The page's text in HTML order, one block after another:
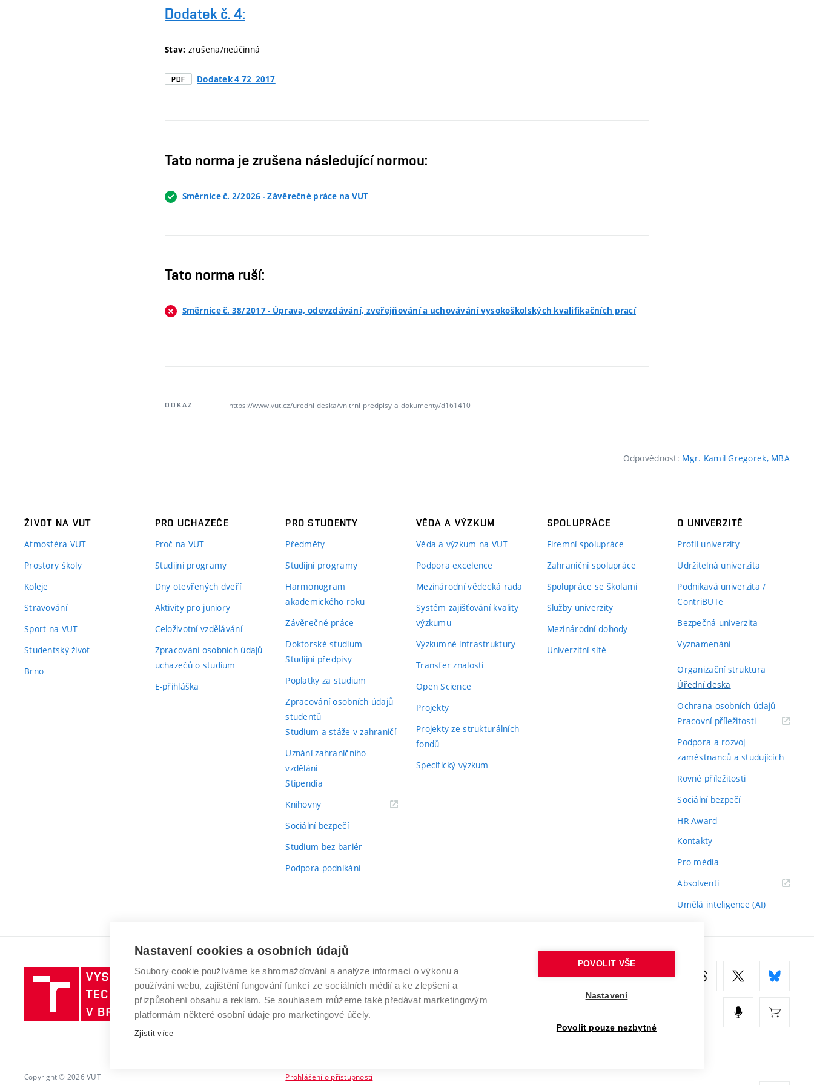
Dodatek č. 4:
Stav: zrušena/neúčinná
PDF Dodatek 4 72_2017
Tato norma je zrušena následující normou:
Směrnice č. 2/2026 - Závěrečné práce na VUT
Tato norma ruší:
Směrnice č. 38/2017 - Úprava, odevzdávání, zveřejňování a uchovávání vysokoškolských kvalifikačních prací
ODKAZ https://www.vut.cz/uredni-deska/vnitrni-predpisy-a-dokumenty/d161410
Odpovědnost: Mgr. Kamil Gregorek, MBA
ŽIVOT NA VUT
Atmosféra VUT
Prostory školy
Koleje
Stravování
Sport na VUT
Studentský život
Brno
PRO UCHAZEČE
Proč na VUT
Studijní programy
Dny otevřených dveří
Aktivity pro juniory
Celoživotní vzdělávání
Zpracování osobních údajů
uchazečů o studium
E-přihláška
PRO STUDENTY
Předměty
Studijní programy
Harmonogram
akademického roku
Závěrečné práce
Doktorské studium
Studijní předpisy
Poplatky za studium
Zpracování osobních údajů
studentů
Studium a stáže v zahraničí
Uznání zahraničního
vzdělání
Stipendia
Knihovny(externí
Sociální bezpečí
Studium bez bariér
Podpora podnikání
VĚDA A VÝZKUM
Věda a výzkum na VUT
Podpora excelence
Mezinárodní vědecká rada
Systém zajišťování kvality
výzkumu
Výzkumné infrastruktury
Transfer znalostí
Open Science
Projekty
Projekty ze strukturálních
fondů
Specifický výzkum
SPOLUPRÁCE
Firemní spolupráce
Zahraniční spolupráce
Spolupráce se školami
Služby univerzity
Mezinárodní dohody
Univerzitní sítě
O UNIVERZITĚ
Profil univerzity
Udržitelná univerzita
Podnikavá univerzita /
ContriBUTe
Bezpečná univerzita
Vyznamenání
Organizační struktura
Úřední deska
Ochrana osobních údajů
Pracovní příležitosti(externí
Podpora a rozvoj
zaměstnanců a studujících
Rovné příležitosti
Sociální bezpečí
HR Award
Kontakty
Pro média
Absolventi(externí
Umělá inteligence (AI)
Vysoké
učení
technické
v
VYSOKÉ UČENÍ TECHNICKÉ V BRNĚ
Antonínská 548/1
602 00 Brno
www.vut.cz
Copyright © 2026 VUT
Prohlášení o přístupnosti
Nastavení cookies a osobních údajů
Soubory cookie používáme ke shromažďování a analýze informací o výkonu a
používání webu, zajištění fungování funkcí ze sociálních médií a ke zlepšení a
přizpůsobení obsahu a reklam. Se souhlasem můžeme také předávat marketingovým
platformám některé osobní údaje pro marketingové účely.
Zjistit více
POVOLIT VŠE
Nastavení
Povolit pouze nezbytné